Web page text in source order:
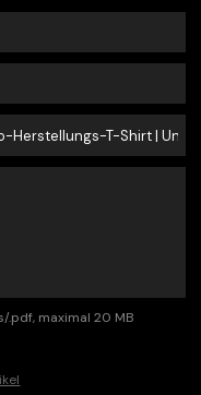
.pdf, maximal 20 MB